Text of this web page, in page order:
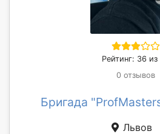
Рейтинг: 36 из
0 отзывов
Бригада
Львов